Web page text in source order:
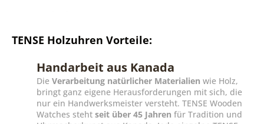
TENSE Holzuhren Vorteile:
Handarbeit aus Kanada
Die Verarbeitung natürlicher Materialien wie Holz,
bringt ganz eigene Herausforderungen mit sich, die
nur ein Handwerksmeister versteht. TENSE Wooden
Watches steht seit über 45 Jahren für Tradition und